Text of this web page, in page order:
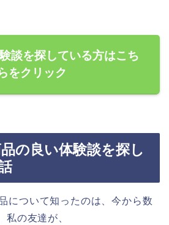
談を探している方はこち
をクリック
の良い体験談を探し
について知ったのは、今から数
私の友達が、